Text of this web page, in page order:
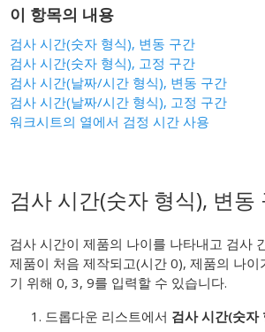
이 항목의 내용
검사 시간(숫자 형식), 변동 구간
검사 시간(숫자 형식), 고정 구간
검사 시간(날짜/시간 형식), 변동 구간
검사 시간(날짜/시간 형식), 고정 구간
워크시트의 열에서 검정 시간 사용
검사 시간(숫자 형식), 변동
검사 시간이 제품의 나이를 나타내고 검사
제품이 처음 제작되고(시간 0), 제품의 나
기 위해 0, 3, 9를 입력할 수 있습니다.
드롭다운 리스트에서 검사 시간(숫자